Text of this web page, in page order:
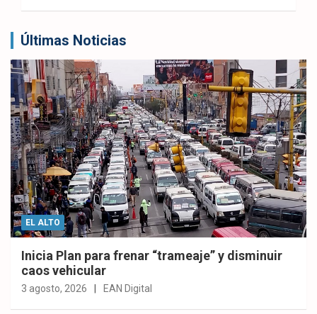
Últimas Noticias
EL ALTO
Inicia Plan para frenar “trameaje” y disminuir
caos vehicular
3 agosto, 2026 EAN Digital